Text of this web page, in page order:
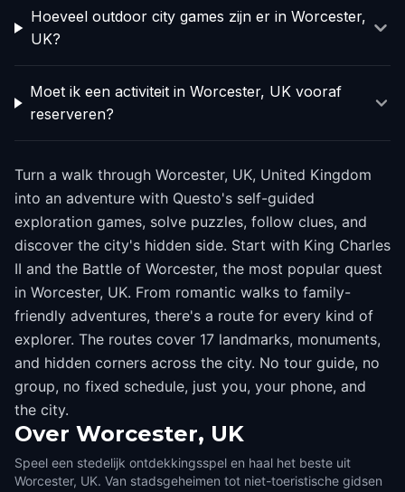
Hoeveel outdoor city games zijn er in Worcester,
UK?
Moet ik een activiteit in Worcester, UK vooraf
reserveren?
Turn a walk through Worcester, UK, United Kingdom
into an adventure with Questo's self-guided
exploration games, solve puzzles, follow clues, and
discover the city's hidden side. Start with King Charles
II and the Battle of Worcester, the most popular quest
in Worcester, UK. From romantic walks to family-
friendly adventures, there's a route for every kind of
explorer. The routes cover 17 landmarks, monuments,
and hidden corners across the city. No tour guide, no
group, no fixed schedule, just you, your phone, and
the city.
Over Worcester, UK
Speel een stedelijk ontdekkingsspel en haal het beste uit
Worcester, UK. Van stadsgeheimen tot niet-toeristische gidsen